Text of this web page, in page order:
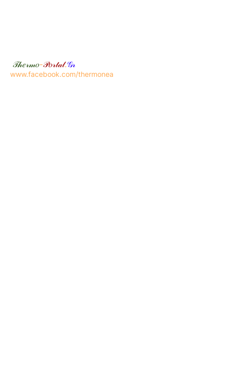
𝒯𝒽𝑒𝓇𝓂𝑜-𝒫𝑜𝓇𝓉𝒶𝓁.𝒢𝓇
www.facebook.com/thermonea